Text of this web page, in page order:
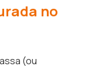
no
(ou